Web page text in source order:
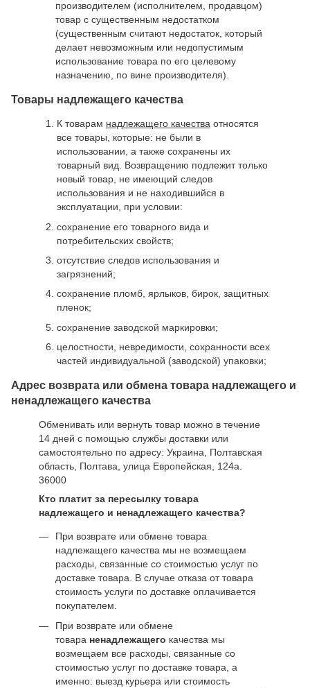
производителем (исполнителем, продавцом)
товар с существенным недостатком
(существенным считают недостаток, который
делает невозможным или недопустимым
использование товара по его целевому
назначению, по вине производителя).
Товары надлежащего качества
К товарам надлежащего качества относятся
все товары, которые: не были в
использовании, а также сохранены их
товарный вид. Возвращению подлежит только
новый товар, не имеющий следов
использования и не находившийся в
эксплуатации, при условии:
сохранение его товарного вида и
потребительских свойств;
отсутствие следов использования и
загрязнений;
сохранение пломб, ярлыков, бирок, защитных
пленок;
сохранение заводской маркировки;
целостности, невредимости, сохранности всех
частей индивидуальной (заводской) упаковки;
Адрес возврата или обмена товара надлежащего и
ненадлежащего качества
Обменивать или вернуть товар можно в течение
14 дней с помощью службы доставки или
самостоятельно по адресу: Украина, Полтавская
область, Полтава, улица Европейская, 124а.
36000
Кто платит за пересылку товара
надлежащего и ненадлежащего качества?
При возврате или обмене товара
надлежащего качества мы не возмещаем
расходы, связанные со стоимостью услуг по
доставке товара. В случае отказа от товара
стоимость услуги по доставке оплачивается
покупателем.
При возврате или обмене
товара ненадлежащего качества мы
возмещаем все расходы, связанные со
стоимостью услуг по доставке товара, а
именно: выезд курьера или стоимость